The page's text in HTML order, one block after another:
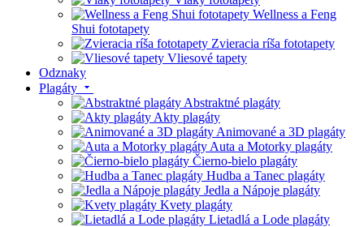
Wellness a Feng
Shui fototapety
Zvieracia ríša fototapety
Vliesové tapety
Odznaky
Plagáty
Abstraktné plagáty
Akty plagáty
Animované a 3D plagáty
Auta a Motorky plagáty
Čierno-bielo plagáty
Hudba a Tanec plagáty
Jedla a Nápoje plagáty
Kvety plagáty
Lietadlá a Lode plagáty